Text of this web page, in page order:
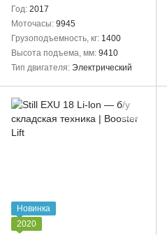
Год 2017
Моточасы 9945
Грузоподъемность, кг 1400
Высота подъема, мм 9410
Тип двигателя Электрический
Новинка
2020